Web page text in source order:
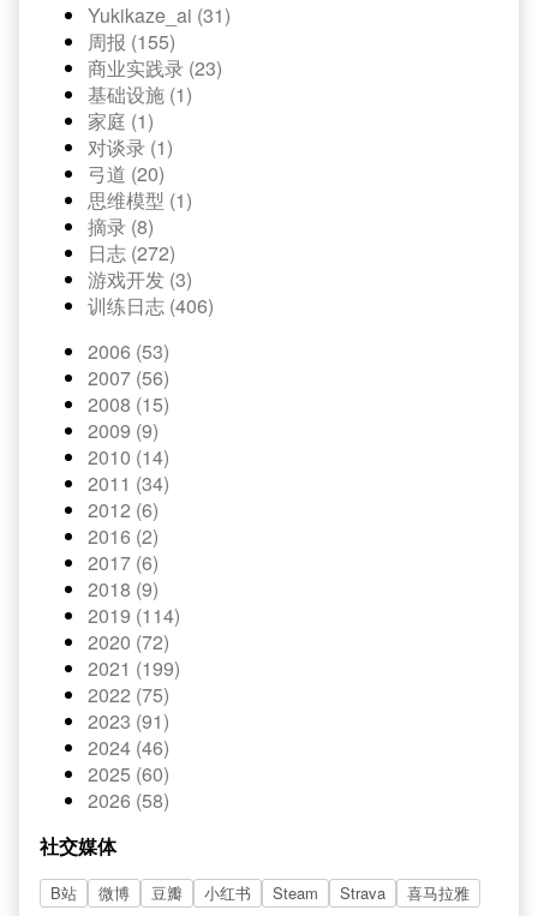
Yukikaze_ai (31)
周报 (155)
商业实践录 (23)
基础设施 (1)
家庭 (1)
对谈录 (1)
弓道 (20)
思维模型 (1)
摘录 (8)
日志 (272)
游戏开发 (3)
训练日志 (406)
2006 (53)
2007 (56)
2008 (15)
2009 (9)
2010 (14)
2011 (34)
2012 (6)
2016 (2)
2017 (6)
2018 (9)
2019 (114)
2020 (72)
2021 (199)
2022 (75)
2023 (91)
2024 (46)
2025 (60)
2026 (58)
社交媒体
B站 微博 豆瓣 小红书 Steam Strava 喜马拉雅